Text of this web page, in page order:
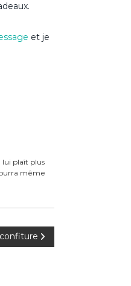
et je
lui plaît plus
même